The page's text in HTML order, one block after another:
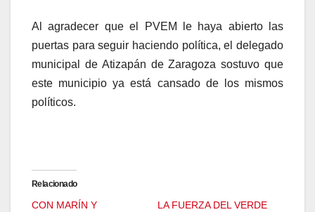
Al agradecer que el PVEM le haya abierto las
puertas para seguir haciendo política, el delegado
municipal de Atizapán de Zaragoza sostuvo que
este municipio ya está cansado de los mismos
políticos.
Relacionado
CON MARÍN Y
LA FUERZA DEL VERDE